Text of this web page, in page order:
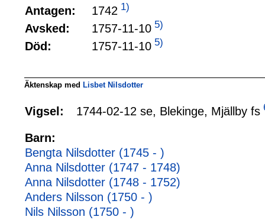
Antagen: 1742 1)
Avsked: 1757-11-10 5)
Död: 1757-11-10 5)
Äktenskap med Lisbet Nilsdotter
Vigsel: 1744-02-12 se, Blekinge, Mjällby fs
Barn:
Bengta Nilsdotter (1745 - )
Anna Nilsdotter (1747 - 1748)
Anna Nilsdotter (1748 - 1752)
Anders Nilsson (1750 - )
Nils Nilsson (1750 - )